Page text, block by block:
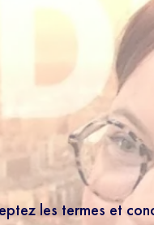
les termes et